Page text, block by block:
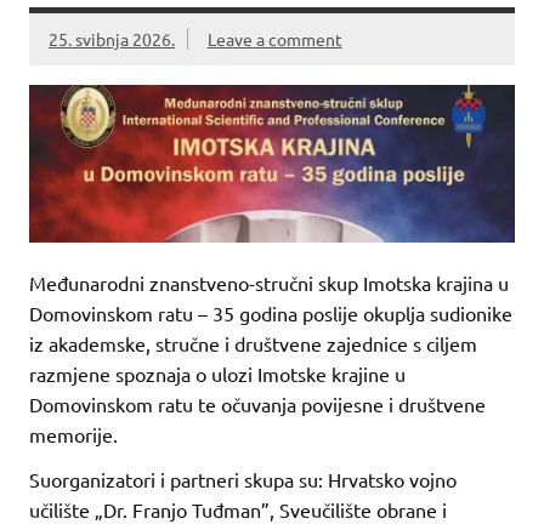
25. svibnja 2026. Leave a comment
Međunarodni znanstveno-stručni skup Imotska krajina u
Domovinskom ratu – 35 godina poslije okuplja sudionike
iz akademske, stručne i društvene zajednice s ciljem
razmjene spoznaja o ulozi Imotske krajine u
Domovinskom ratu te očuvanja povijesne i društvene
memorije.
Suorganizatori i partneri skupa su: Hrvatsko vojno
učilište „Dr. Franjo Tuđman”, Sveučilište obrane i